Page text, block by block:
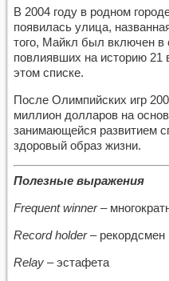
В 2004 году в родном
появилась улица,
того, Майкл был включен в
повлиявших на историю 21
этом списке.
После Олимпийских игр
миллион долларов на
занимающейся развитием
здоровый образ жизни.
Полезные выражения
Frequent winner–
Record holder– рекордсмен
Relay – эстафета